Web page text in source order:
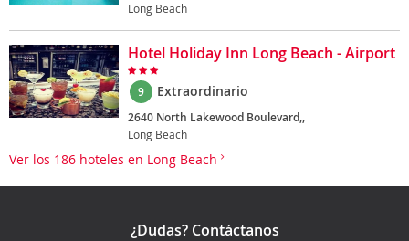
Long Beach
Hotel Holiday Inn Long Beach - Airport
9 Extraordinario
2640 North Lakewood Boulevard,,
Long Beach
Ver los 186 hoteles en Long Beach
¿Dudas? Contáctanos